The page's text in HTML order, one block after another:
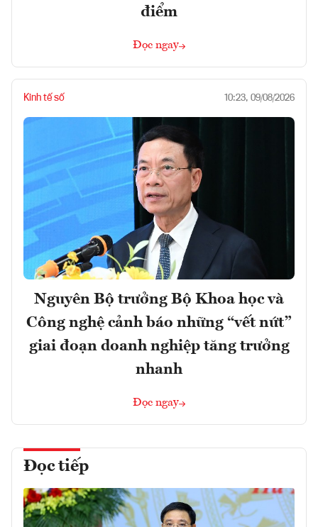
điểm
Đọc ngay
Kinh tế số 10:23, 09/08/2026
Nguyên Bộ trưởng Bộ Khoa học và
Công nghệ cảnh báo những “vết nứt”
giai đoạn doanh nghiệp tăng trưởng
nhanh
Đọc ngay
Đọc tiếp